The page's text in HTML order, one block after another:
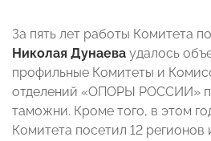
За пять лет работы Комитета
Николая Дунаева удалось
профильные Комитеты и
отделений «ОПОРЫ РОССИИ»
таможни. Кроме того, в этом
Комитета посетил 12 регионов